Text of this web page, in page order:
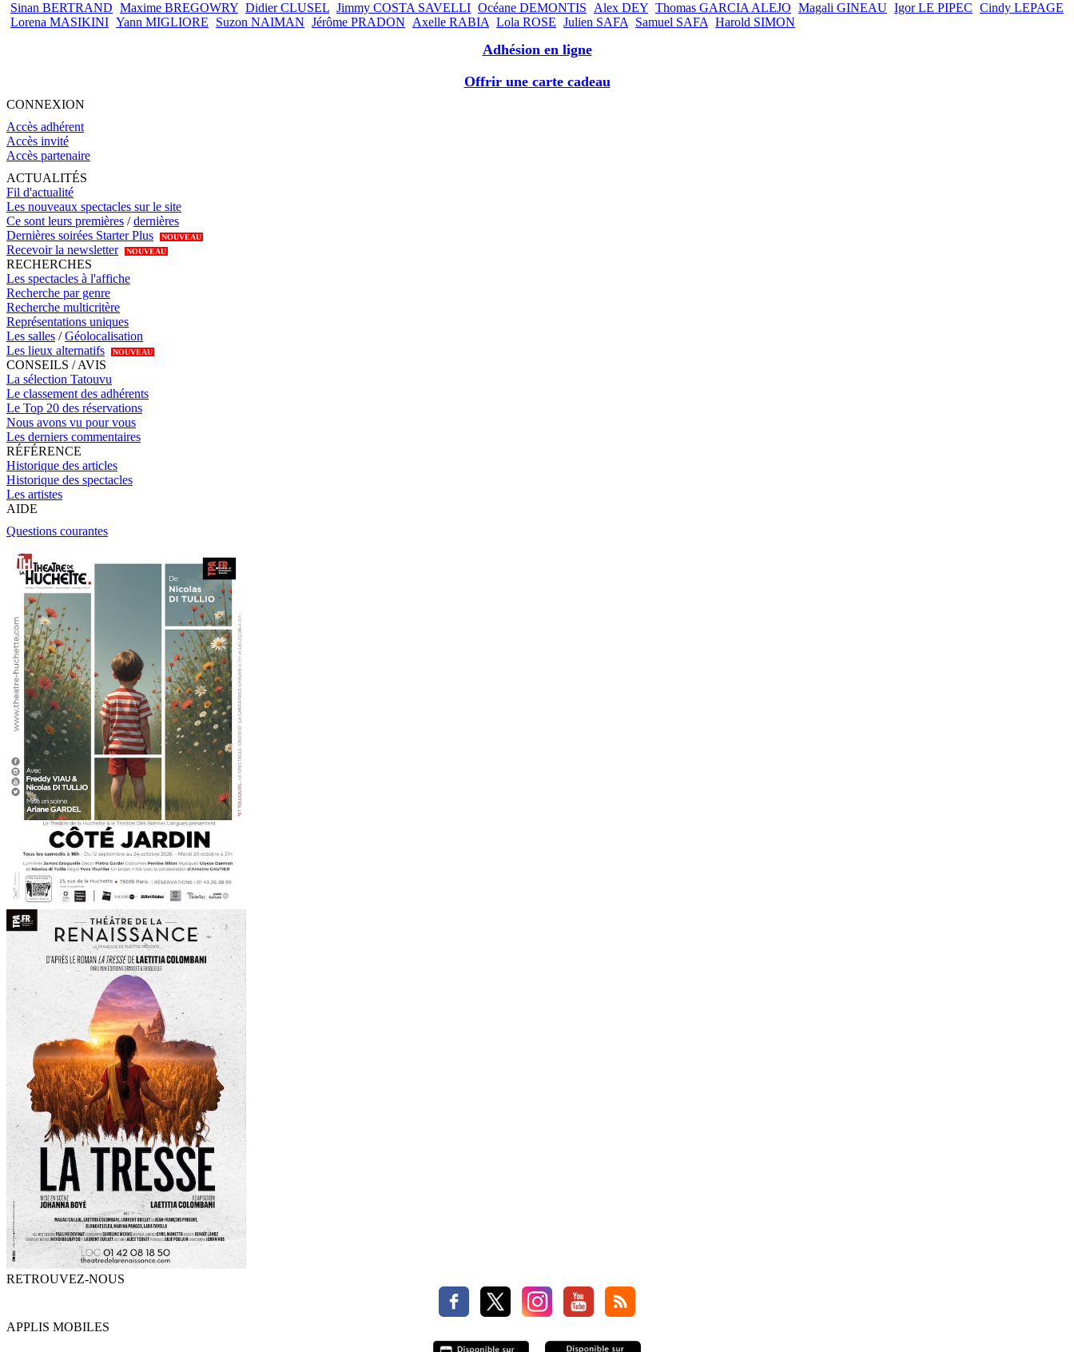
Sinan BERTRAND Maxime BREGOWRY Didier CLUSEL Jimmy COSTA SAVELLI Océane DEMONTIS Alex DEY Thomas GARCIA ALEJO Magali GINEAU Igor LE PIPEC Cindy LEPAGE
Lorena MASIKINI Yann MIGLIORE Suzon NAIMAN Jérôme PRADON Axelle RABIA Lola ROSE Julien SAFA Samuel SAFA Harold SIMON
Adhésion en ligne
Offrir une carte cadeau
CONNEXION
Accès adhérent
Accès invité
Accès partenaire
ACTUALITÉS
Fil d'actualité
Les nouveaux spectacles sur le site
Ce sont leurs premières /dernières
Dernières soirées Starter Plus
NOUVEAU
Recevoir la newsletter NOUVEAU
RECHERCHES
Les spectacles à l'affiche
Recherche par genre
Recherche multicritère
Représentations uniques
Les salles /Géolocalisation
Les lieux alternatifs
NOUVEAU
CONSEILS / AVIS
La sélection Tatouvu
Le classement des adhérents
Le Top 20 des réservations
Nous avons vu pour vous
Les derniers commentaires
RÉFÉRENCE
Historique des articles
Historique des spectacles
Les artistes
AIDE
Questions courantes
RETROUVEZ-NOUS
APPLIS MOBILES